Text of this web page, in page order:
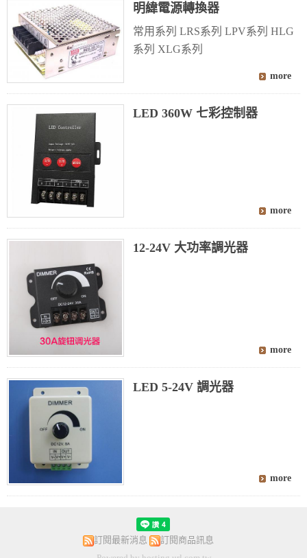
明緯電源轉換器
常用系列 LRS系列 LPV系列 HLG
系列 XLG系列
LED 360W 七彩控制器
12-24V 大功率調光器
LED 5-24V 調光器
訂閱最新消息
訂閱商品訊息